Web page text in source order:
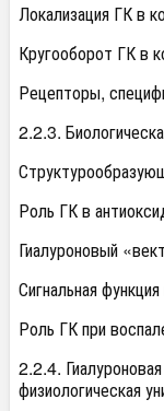
Локализация ГК в
Кругооборот ГК в
Рецепторы,
2.2.3.
Роль ГК в
Гиалуроновый
Сигнальная
Роль ГК при
2.2.4.
физиологическая